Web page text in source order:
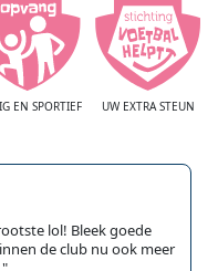
EN SPORTIEF UW EXTRA STEUN
lol! Bleek goede
de club nu ook meer